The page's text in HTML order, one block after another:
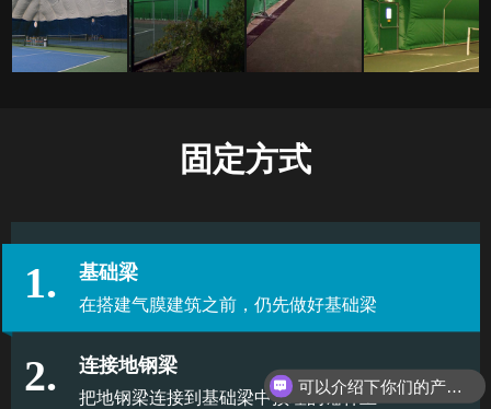
固定方式
1. 基础梁
在搭建气膜建筑之前，仍先做好基础梁
2. 连接地钢梁
把地钢梁连接到基础梁中预埋的锚杆上
可以介绍下你们的产品么？